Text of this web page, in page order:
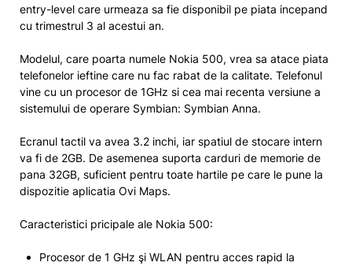
entry-level care urmeaza sa fie disponibil pe piata incepand
cu trimestrul 3 al acestui an.
Modelul, care poarta numele Nokia 500, vrea sa atace piata
telefonelor ieftine care nu fac rabat de la calitate. Telefonul
vine cu un procesor de 1GHz si cea mai recenta versiune a
sistemului de operare Symbian: Symbian Anna.
Ecranul tactil va avea 3.2 inchi, iar spatiul de stocare intern
va fi de 2GB. De asemenea suporta carduri de memorie de
pana 32GB, suficient pentru toate hartile pe care le pune la
dispozitie aplicatia Ovi Maps.
Caracteristici pricipale ale Nokia 500:
Procesor de 1 GHz şi WLAN pentru acces rapid la